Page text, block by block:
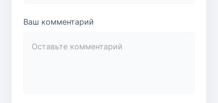
Ваш комментарий